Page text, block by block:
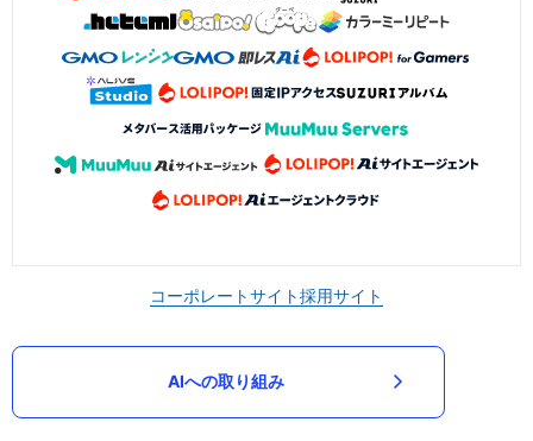
コーポレートサイト採用サイト
AIへの取り組み